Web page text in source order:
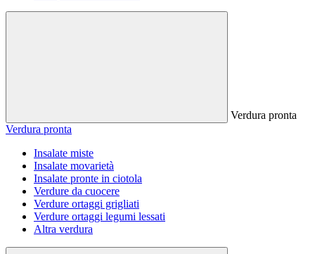
Verdura pronta
Verdura pronta
Insalate miste
Insalate movarietà
Insalate pronte in ciotola
Verdure da cuocere
Verdure ortaggi grigliati
Verdure ortaggi legumi lessati
Altra verdura